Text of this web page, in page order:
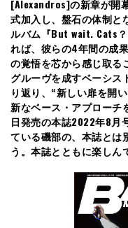
[Alexandros]の新章が開
式加入し、盤石の体制
ルバム『But wait. Cats
れば、彼らの4年間の成
の覚悟を芯から感じ取る
グルーヴを成すベーシス
り返り、“新しい扉を開
新なベース・アプローチ
日発売の本誌2022年8月
ている磯部の、本誌とは
う。本誌とともに楽しん